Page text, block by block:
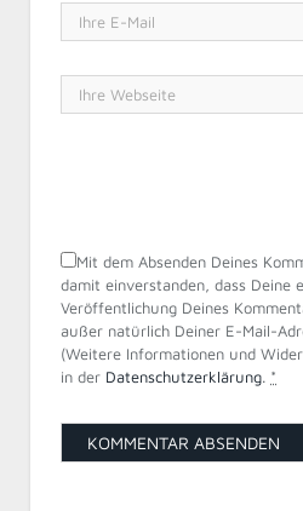
Mit dem Absenden Deines
damit einverstanden, dass Deine
Veröffentlichung Deines
außer natürlich Deiner E-Mail-
(Weitere Informationen und
in der Datenschutzerklärung. *